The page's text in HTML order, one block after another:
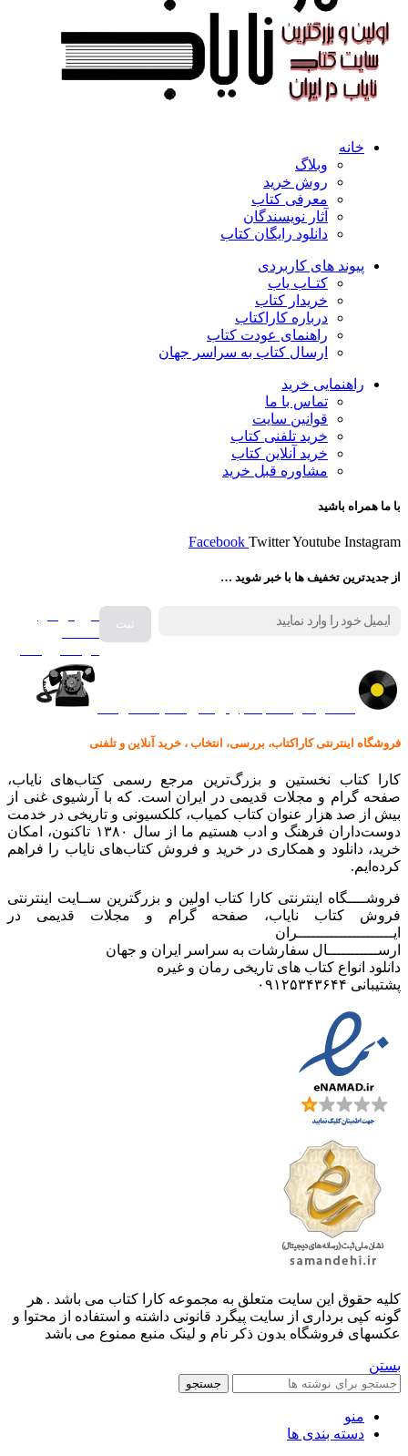
خانه
وبلاگ
روش خرید
معرفی کتاب
آثار نویسندگان
دانلود رایگان کتاب
پیوند های کاربردی
کتـاب یاب
خریدار کتاب
درباره کاراکتاب
راهنمای عودت کتاب
ارسال کتاب به سراسر جهان
راهنمایی خرید
تماس با ما
قوانین سایت
خرید تلفنی کتاب
خرید آنلاین کتاب
مشاوره قبل خرید
با ما همراه باشید
Facebook TwitterYoutube Instagram
از جدیدترین تخفیف ها با خبر شوید …
فروش انواع
فروشگاه اینترنتی کاراکتاب، بررسی، انتخاب ، خرید آنلاین و تلفنی
کارا کتاب نخستین و بزرگ‌ترین مرجع رسمی کتاب‌های نایاب،
صفحه گرام و مجلات قدیمی در ایران است. که با آرشیوی غنی از
بیش از صد هزار عنوان کتاب کمیاب، کلکسیونی و تاریخی در خدمت
دوست‌داران فرهنگ و ادب هستیم ما از سال ۱۳۸۰ تاکنون، امکان
خرید، دانلود و همکاری در خرید و فروش کتاب‌های نایاب را فراهم
کرده‌ایم.
فروشــــگاه اینترنتی کارا کتاب اولین و بزرگترین ســایت اینترنتی
فروش کتاب نایاب، صفحه گرام و مجلات قدیمی در
ایـــــــــــــــــــــران
ارســـــــــــال سفارشات به سراسر ایران و جهان
دانلود انواع کتاب های تاریخی رمان و غیره
پشتیبانی ۰۹۱۲۵۳۴۳۶۴۴
کليه حقوق اين سايت متعلق به مجموعه کارا کتاب می باشد . هر
گونه کپی برداری از سایت پیگرد قانونی داشته و استفاده از محتوا و
عکسهای فروشگاه بدون ذکر نام و لینک منبع ممنوع می باشد
بستن
جستجو
منو
دسته بندی ها